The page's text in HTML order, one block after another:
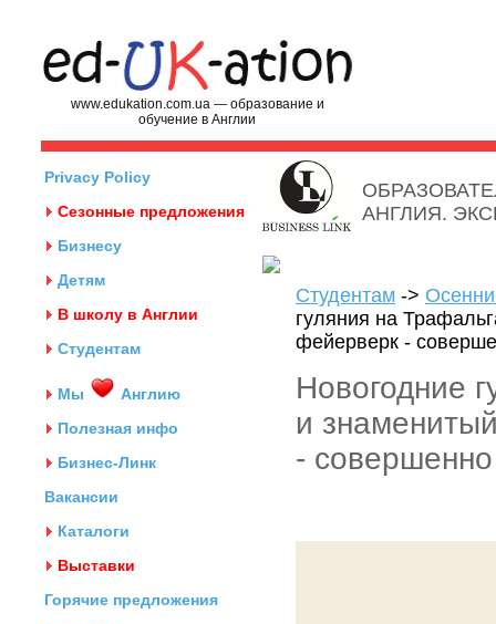
www.edukation.com.ua — образование и
обучение в Англии
Privacy Policy
Сезонные предложения
Бизнесу
Детям
В школу в Англии
Студентам
Мы
Англию
Полезная инфо
Бизнес-Линк
Вакансии
Каталоги
Выставки
Горячие предложения
АНГЛИЯ.
Студентам ->
гуляния на
фейерверк -
Новогодние
и
-